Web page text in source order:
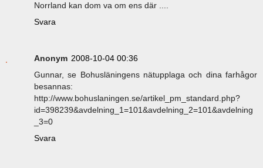
Norrland kan dom va om ens där ....
Svara
Anonym 2008-10-04 00:36
Gunnar, se Bohusläningens nätupplaga och dina farhågor
besannas:
http://www.bohuslaningen.se/artikel_pm_standard.php?
id=398239&avdelning_1=101&avdelning_2=101&avdelning
_3=0
Svara